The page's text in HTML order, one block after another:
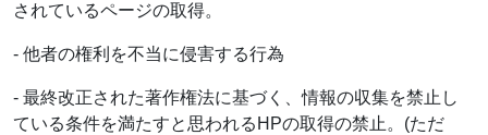
されているページの取得。
- 他者の権利を不当に侵害する行為
- 最終改正された著作権法に基づく、情報の収集を禁止し
ている条件を満たすと思われるHPの取得の禁止。(ただ